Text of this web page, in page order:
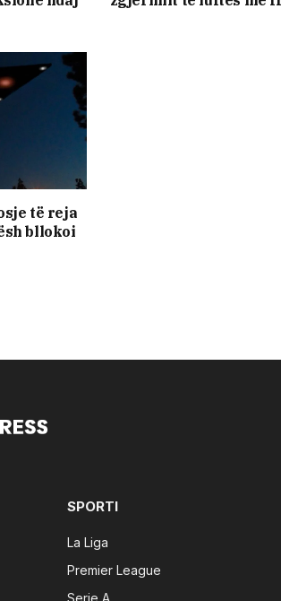
të reja
bllokoi
SPORTI
La Liga
Premier League
Serie A